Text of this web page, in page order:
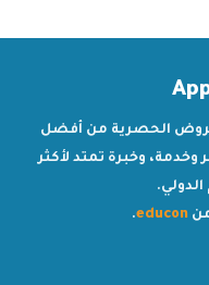
الحصرية من أفضل
وخبرة تمتد لأكثر
educon
.